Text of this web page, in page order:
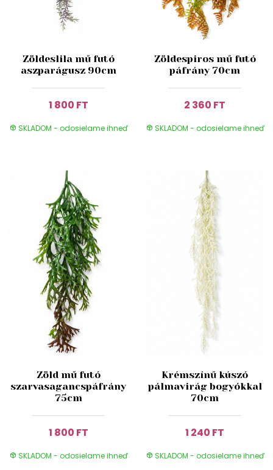
Zöldeslila mű futó
aszparágusz 90cm
1 800 FT
SKLADOM - odosielame ihneď
Zöldespiros mű futó
páfrány 70cm
2 360 FT
SKLADOM - odosielame ihneď
Zöld mű futó
szarvasagancspáfrány
75cm
1 800 FT
SKLADOM - odosielame ihneď
Krémszínű kúszó
pálmavirág bogyókkal
70cm
1 240 FT
SKLADOM - odosielame ihneď